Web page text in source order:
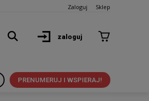
Zaloguj Sklep
zaloguj
PRENUMERUJ I WSPIERAJ!